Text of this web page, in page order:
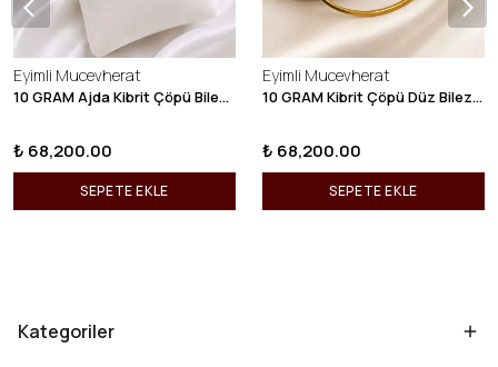
Eyimli Mucevherat
10 GRAM Ajda Kibrit Çöpü Bilezik 22 Ayar 22BLZ003
₺ 68,200.00
SEPETE EKLE
Eyimli Mucevherat
10 GRAM Kibrit Çöpü Düz Bilezik 22 Ayar 22BLZ001
₺ 68,200.00
SEPETE EKLE
Kategoriler